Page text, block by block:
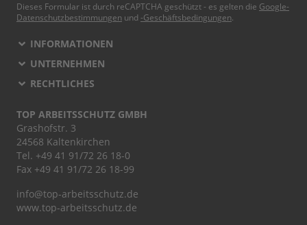
Dieses Formular ist durch reCAPTCHA geschützt - es gelten die Google-
Datenschutzbestimmungen und -Geschäftsbedingungen.
INFORMATIONEN
UNTERNEHMEN
RECHTLICHES
TOP ARBEITSSCHUTZ GMBH
Grashofstr. 3
24568 Kaltenkirchen
Tel. +49 41 91/72 26 18-0
Fax +49 41 91/72 26 18-99
info@top-arbeitsschutz.de
www.top-arbeitsschutz.de